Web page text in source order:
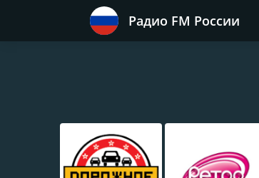
Радио FM России